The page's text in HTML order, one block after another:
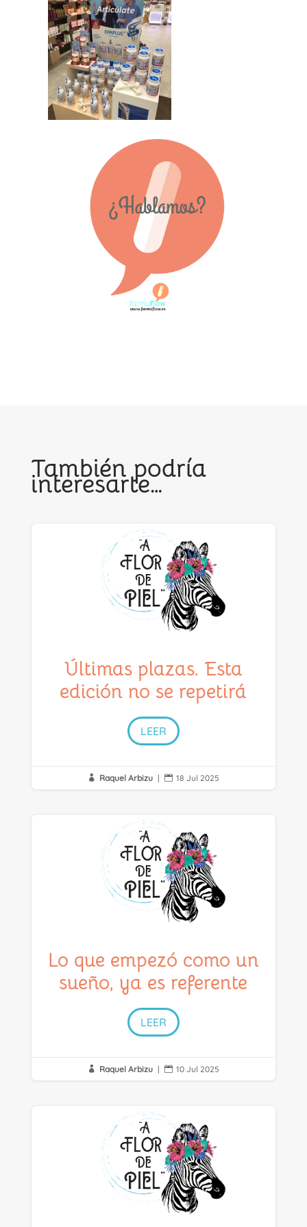
También podría
interesarte…
Últimas plazas. Esta
edición no se repetirá
LEER
 Raquel Arbizu |  18 Jul 2025
Lo que empezó como un
sueño, ya es referente
LEER
 Raquel Arbizu |  10 Jul 2025